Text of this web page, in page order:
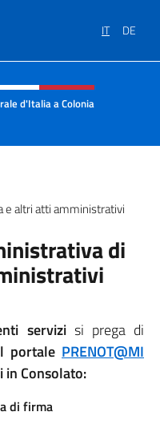
IT DE
e menù
d'Italia a Colonia
altri atti amministrativi
di
servizi si prega di
portale PRENOT@MI
in Consolato:
di firma